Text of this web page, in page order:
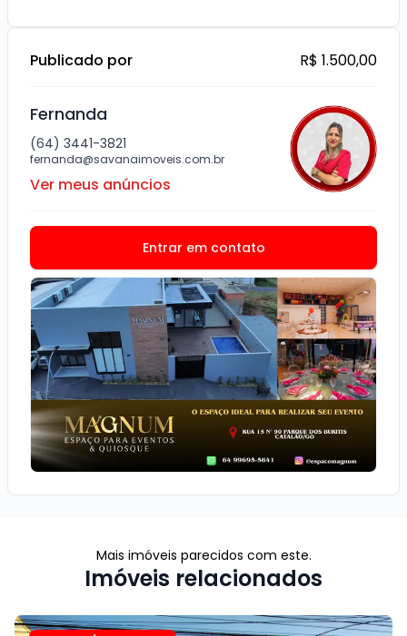
Publicado por R$ 1.500,00
Fernanda
(64) 3441-3821
fernanda@savanaimoveis.com.br
Ver meus anúncios
Entrar em contato
Mais imóveis parecidos com este.
Imóveis relacionados